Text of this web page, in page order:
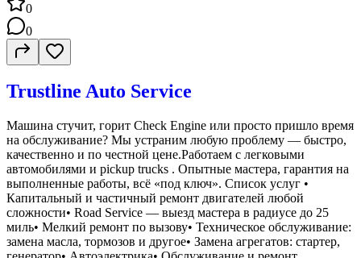
0
0
Trustline Auto Service
Машина стучит, горит Check Engine или просто пришло время
на обслуживание? Мы устраним любую проблему — быстро,
качественно и по честной цене.Работаем с легковыми
автомобилями и pickup trucks . Опытные мастера, гарантия на
выполненные работы, всё «под ключ». Список услуг •
Капитальный и частичный ремонт двигателей любой
сложности• Road Service — выезд мастера в радиусе до 25
миль• Мелкий ремонт по вызову• Техническое обслуживание:
замена масла, тормозов и другое• Замена агрегатов: стартер,